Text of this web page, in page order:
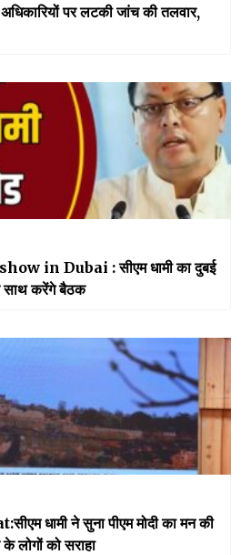
पर लटकी जांच की तलवार,
in Dubai : सीएम धामी का दुबई
साथ करेंगे बैठक
धामी ने सुना पीएम मोदी का मन की
के लोगों को सराहा